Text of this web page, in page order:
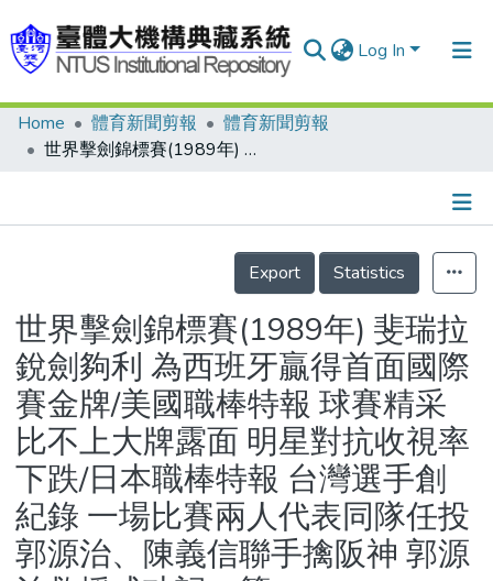
Log In
Communities & Collections
Statistics
Home 體育新聞剪報
體育新聞剪報
世界擊劍錦標賽(1989年) 斐瑞拉銳劍夠利 為西班牙贏得首面國際賽金牌/美國職棒特報 球賽精采比不上大牌露面 明星對抗收視率下跌/日本職棒特報 台灣選手創紀錄 一場比賽兩人代表同隊任投 郭源治、陳義信聯手擒阪神 郭源治救援成功記一筆
Details
Export
Statistics
世界擊劍錦標賽(1989年) 斐瑞拉
銳劍夠利 為西班牙贏得首面國際
賽金牌/美國職棒特報 球賽精采
比不上大牌露面 明星對抗收視率
下跌/日本職棒特報 台灣選手創
紀錄 一場比賽兩人代表同隊任投
郭源治、陳義信聯手擒阪神 郭源